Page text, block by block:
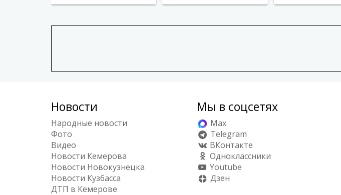
Новости
Народные новости
Фото
Видео
Новости Кемерова
Новости Новокузнецка
Новости Кузбасса
ДТП в Кемерове
Мы в соцсетях
Max
Telegram
ВКонтакте
Одноклассники
Youtube
Дзен